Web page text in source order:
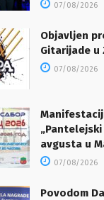
07/08/2026
Objavljen
Gitarijade u
07/08/2026
avgusta u
07/08/2026
Povodom